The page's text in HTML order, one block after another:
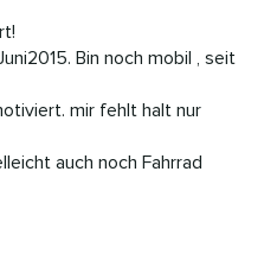
Bin noch mobil , seit
mir fehlt halt nur
auch noch Fahrrad